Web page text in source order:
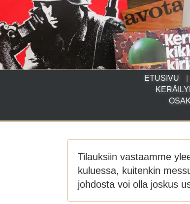
ETUSIVU
Tilauksiin vastaamme
kuluessa, kuitenkin
johdosta voi olla joskus